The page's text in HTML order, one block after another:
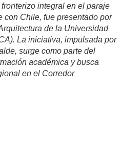
integral en el paraje
con Chile, fue presentado por
de la Universidad
La iniciativa, impulsada por
surge como parte del
académica y busca
en el Corredor